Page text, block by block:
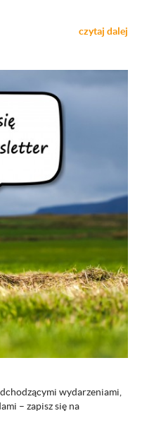
czytaj dalej
wydarzeniami,
– zapisz się na